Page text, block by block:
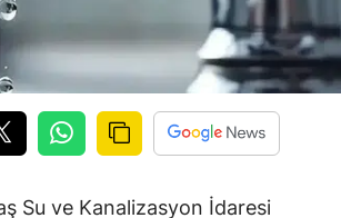
Su ve Kanalizasyon İdaresi